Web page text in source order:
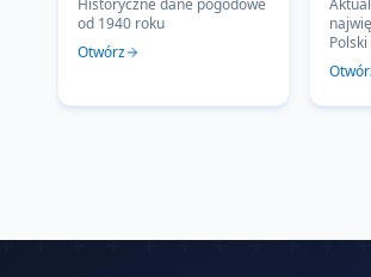
Historyczne dane pogodowe
od 1940 roku
Otwórz
Polski